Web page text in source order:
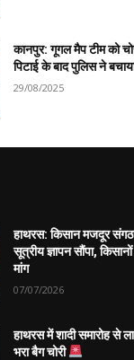
कानपुर: गूगल मैप टीम को
पिटाई के बाद पुलिस ने
29/08/2025
हाथरस: किसान मजदूर
सूत्रीय ज्ञापन सौंपा,
मांग
07/07/2026
हाथरस में शादी समारोह
भरा बैग चोरी